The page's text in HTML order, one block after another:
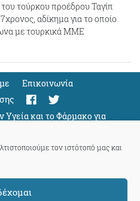
τον ιστότοπό μας και
του τούρκου προέδρου Ταγίπ
αδίκημα για το οποίο
με τουρκικά ΜΜΕ
Eπικοινωνία
Υγεία και το Φάρμακο για
Support